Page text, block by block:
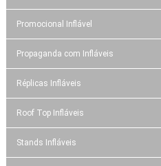
Promocional Inflável
Propaganda com Infláveis
Réplicas Infláveis
Roof Top Infláveis
Stands Infláveis